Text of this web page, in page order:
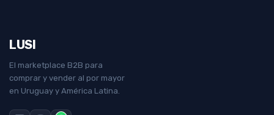
LUSI
El marketplace B2B para
comprar y vender al por mayor
en Uruguay y América Latina.